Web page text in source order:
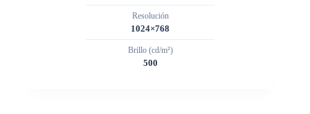
Resolución
1024×768
Brillo (cd/m²)
500